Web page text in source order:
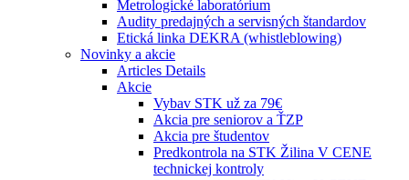
Metrologické laboratórium
Audity predajných a servisných štandardov
Etická linka DEKRA (whistleblowing)
Novinky a akcie
Articles Details
Akcie
Vybav STK už za 79€
Akcia pre seniorov a ŤZP
Akcia pre študentov
Predkontrola na STK Žilina V CENE
technickej kontroly